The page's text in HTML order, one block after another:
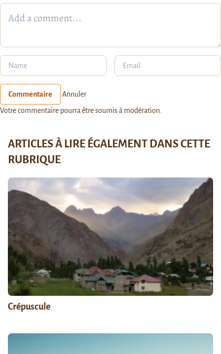
Commentaire Annuler
Votre commentaire pourra être soumis à modération.
ARTICLES À LIRE ÉGALEMENT DANS CETTE
RUBRIQUE
Crépuscule